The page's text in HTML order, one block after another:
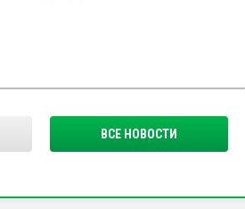
ВСЕ НОВОСТИ